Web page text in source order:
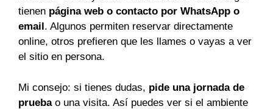
tienen página web o contacto por WhatsApp o
email . Algunos permiten reservar directamente
online, otros prefieren que les llames o vayas a ver
el sitio en persona.
Mi consejo: si tienes dudas, pide una jornada de
pruebao una visita. Así puedes ver si el ambiente